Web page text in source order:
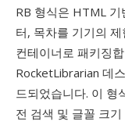
RB 형식은 HTML
터, 목차를 기기의
컨테이너로 패키징
RocketLibrarian 데
드되었습니다. 이 형
전 검색 및 글꼴 크